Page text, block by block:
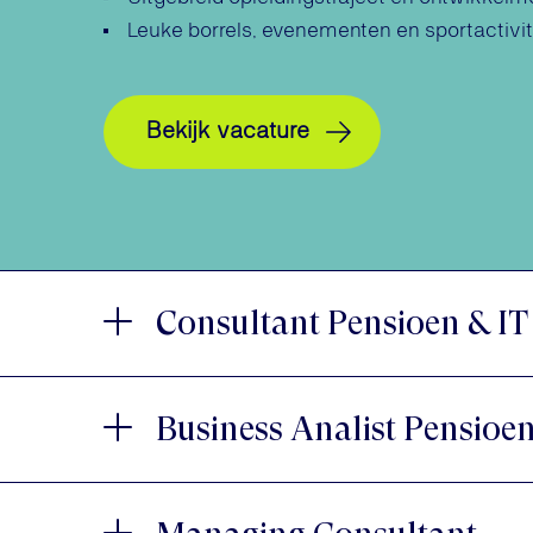
Leuke borrels, evenementen en
Bekijk vacature
Consultant Pensioen & IT
Business Analist